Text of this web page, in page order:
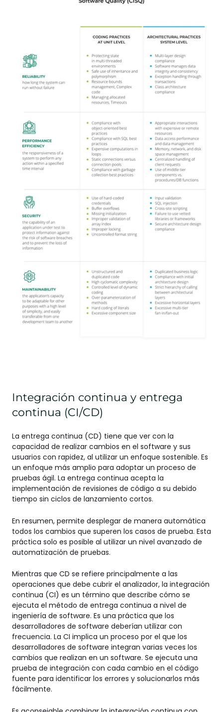
Integración continua y entrega
continua (CI/CD)
La entrega continua (CD) tiene que ver con la
capacidad de realizar cambios en el software y sus
usuarios con rapidez, al utilizar un enfoque sostenible. Es
un enfoque más amplio para adoptar un proceso de
pruebas ágil. La entrega continua acepta la
implementación de revisiones de código a su debido
tiempo sin ciclos de lanzamiento cortos.
En resumen, permite desplegar de manera automática
todos los cambios que superen los casos de prueba. Esta
práctica solo es posible al utilizar un nivel avanzado de
automatización de pruebas.
Mientras que CD se refiere principalmente a las
operaciones que debe cubrir el analizador, la integración
continua (CI) es un término que describe cómo se
ejecuta el método de entrega continua a nivel de
ingeniería de software. Es una práctica que los
desarrolladores de software deberían utilizar con
frecuencia. La CI implica un proceso por el que los
desarrolladores de software integran varias veces los
cambios que realizan en un software. Se ejecuta una
prueba de integración con cada cambio en el código
fuente para identificar los errores y solucionarlos más
fácilmente.